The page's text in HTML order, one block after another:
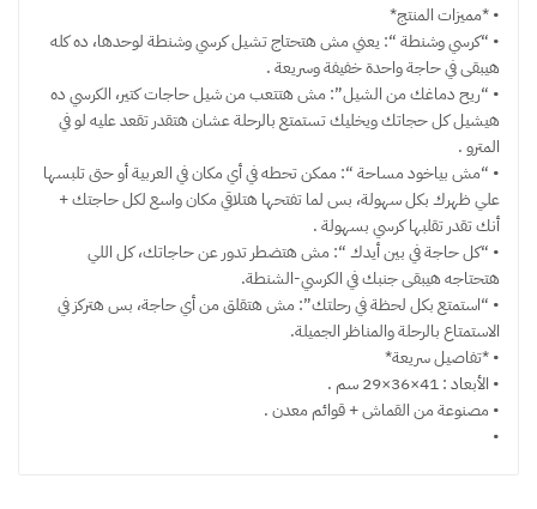
• *مميزات المنتج*
• “كرسي وشنطة “: يعني مش هتحتاج تشيل كرسي وشنطة لوحدها، ده كله
هيبقى في حاجة واحدة خفيفة وسريعة .
• “ريح دماغك من الشيل”: مش هتتعب من شيل حاجات كتير، الكرسي ده
هيشيل كل حجاتك ويخليك تستمتع بالرحلة عشان هتقدر تقعد عليه لو في
المترو .
• “مش بياخود مساحة “: ممكن تحطه في أي مكان في العربية أو حتى تلبسها
علي ظهرك بكل سهولة، بس لما تفتحها هتلاقي مكان واسع لكل حاجتك +
أنك تقدر تقلبها كرسي بسهولة .
• “كل حاجة في بين أيدك “: مش هتضطر تدور عن حاجاتك، كل اللي
هتحتاجه هيبقى جنبك في الكرسي-الشنطة.
• “استمتع بكل لحظة في رحلتك”: مش هتقلق من أي حاجة، بس هتركز في
الاستمتاع بالرحلة والمناظر الجميلة.
• *تفاصيل سريعة*
• الأبعاد : 41×36×29 سم .
• مصنوعة من القماش + قوائم معدن .
•